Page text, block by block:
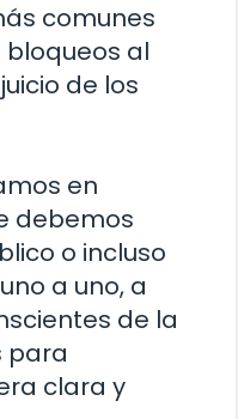
comunes
al
de los
en
debemos
o incluso
a uno, a
de la
para
clara y